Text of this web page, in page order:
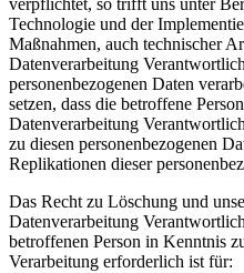
verpflichtet, so trifft uns unter
Technologie und der
Maßnahmen, auch technischer
Datenverarbeitung
personenbezogenen Daten
setzen, dass die betroffene
Datenverarbeitung
zu diesen personenbezogenen
Replikationen dieser
Das Recht zu Löschung und
Datenverarbeitung
betroffenen Person in Kenntnis
Verarbeitung erforderlich ist für: